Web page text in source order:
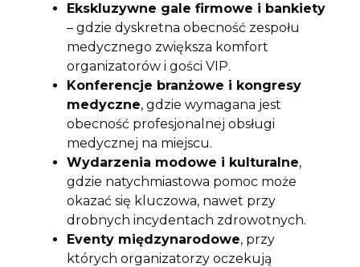
Ekskluzywne gale firmowe i bankiety
– gdzie dyskretna obecność zespołu
medycznego zwiększa komfort
organizatorów i gości VIP.
Konferencje branżowe i kongresy
medyczne, gdzie wymagana jest
obecność profesjonalnej obsługi
medycznej na miejscu.
Wydarzenia modowe i kulturalne,
gdzie natychmiastowa pomoc może
okazać się kluczowa, nawet przy
drobnych incydentach zdrowotnych.
Eventy międzynarodowe, przy
których organizatorzy oczekują